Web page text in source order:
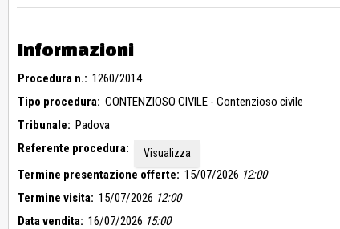
Informazioni
Procedura n.: 1260/2014
Tipo procedura: CONTENZIOSO CIVILE - Contenzioso civile
Tribunale: Padova
Referente procedura:
Visualizza
Termine presentazione offerte: 15/07/2026 12:00
Termine visita: 15/07/2026 12:00
Data vendita: 16/07/2026 15:00